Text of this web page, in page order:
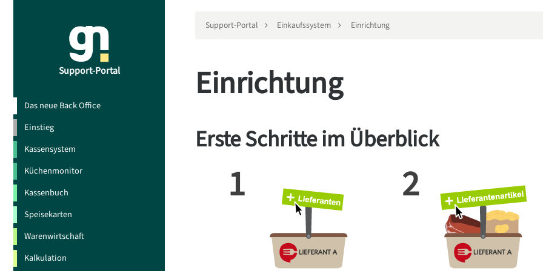
Support-Portal
Das neue Back Office
Einstieg
Kassensystem
Küchenmonitor
Kassenbuch
Speisekarten
Warenwirtschaft
Kalkulation
Support-Portal Einkaufssystem Einrichtung
Einrichtung
Erste Schritte im Überblick
1 2